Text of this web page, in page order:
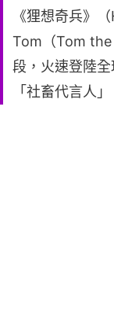
《狸想奇兵》
Tom（Tom the
段，火速登陸
「社畜代言人」